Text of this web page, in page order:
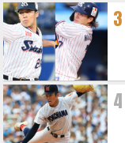
3
4